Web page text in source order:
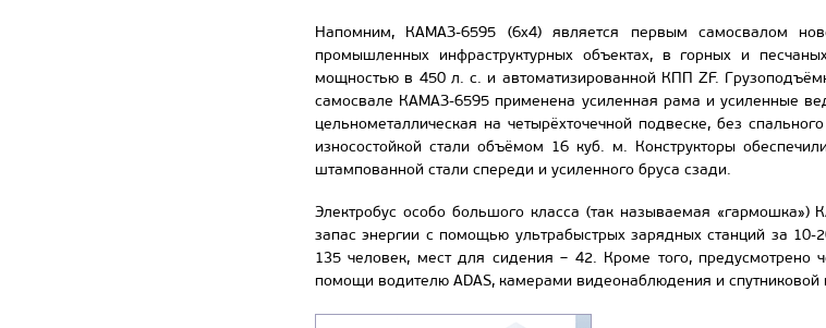
Напомним, КАМАЗ-6595 (6х4) является первым самосвалом
промышленных инфраструктурных объектах, в горных и
мощностью в 450 л. с. и автоматизированной КПП ZF.
самосвале КАМАЗ-6595 применена усиленная рама и усиленные
цельнометаллическая на четырёхточечной подвеске, без
износостойкой стали объёмом 16 куб. м. Конструкторы
штампованной стали спереди и усиленного бруса сзади.
Электробус особо большого класса (так называемая
запас энергии с помощью ультрабыстрых зарядных станций за
135 человек, мест для сидения – 42. Кроме того, предусмотрено
помощи водителю ADAS, камерами видеонаблюдения и